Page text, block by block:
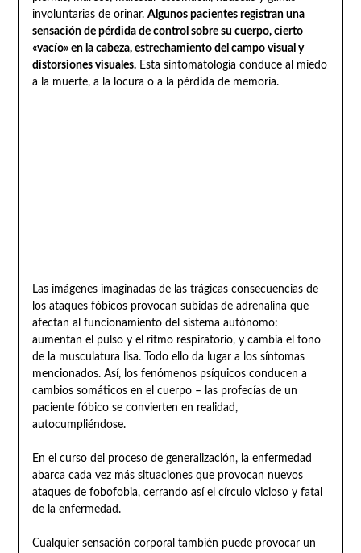
involuntarias de orinar. Algunos pacientes registran una
sensación de pérdida de control sobre su cuerpo, cierto
«vacío» en la cabeza, estrechamiento del campo visual y
distorsiones visuales.Esta sintomatología conduce al miedo
a la muerte, a la locura o a la pérdida de memoria.
Las imágenes imaginadas de las trágicas consecuencias de
los ataques fóbicos provocan subidas de adrenalina que
afectan al funcionamiento del sistema autónomo:
aumentan el pulso y el ritmo respiratorio, y cambia el tono
de la musculatura lisa. Todo ello da lugar a los síntomas
mencionados. Así, los fenómenos psíquicos conducen a
cambios somáticos en el cuerpo – las profecías de un
paciente fóbico se convierten en realidad,
autocumpliéndose.
En el curso del proceso de generalización, la enfermedad
abarca cada vez más situaciones que provocan nuevos
ataques de fobofobia, cerrando así el círculo vicioso y fatal
de la enfermedad.
Cualquier sensación corporal también puede provocar un